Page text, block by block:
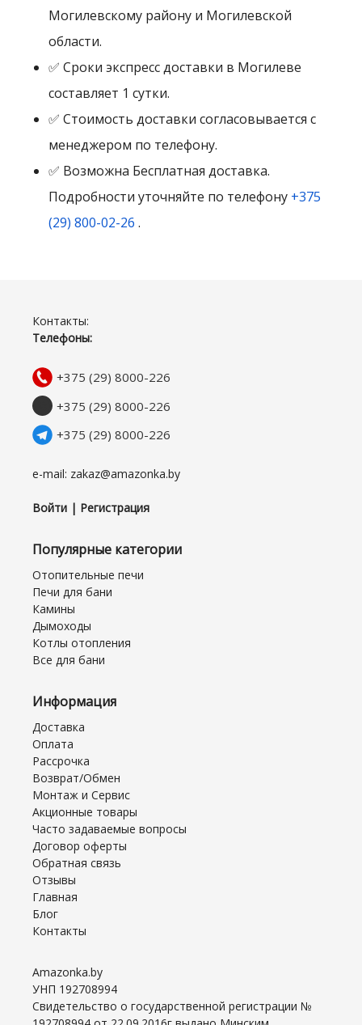
Могилевскому району и Могилевской
области.
✅ Сроки экспресс доставки в Могилеве
составляет 1 сутки.
✅ Стоимость доставки согласовывается с
менеджером по телефону.
✅ Возможна Бесплатная доставка.
Подробности уточняйте по телефону +375
(29) 800-02-26 .
Контакты:
Телефоны:
+375 (29) 8000-226
+375 (29) 8000-226
+375 (29) 8000-226
e-mail: zakaz@amazonka.by
Войти | Регистрация
Популярные категории
Отопительные печи
Печи для бани
Камины
Дымоходы
Котлы отопления
Все для бани
Информация
Доставка
Оплата
Рассрочка
Возврат/Обмен
Монтаж и Сервис
Акционные товары
Часто задаваемые вопросы
Договор оферты
Обратная связь
Отзывы
Главная
Блог
Контакты
Amazonka.by
УНП 192708994
Свидетельство о государственной регистрации №